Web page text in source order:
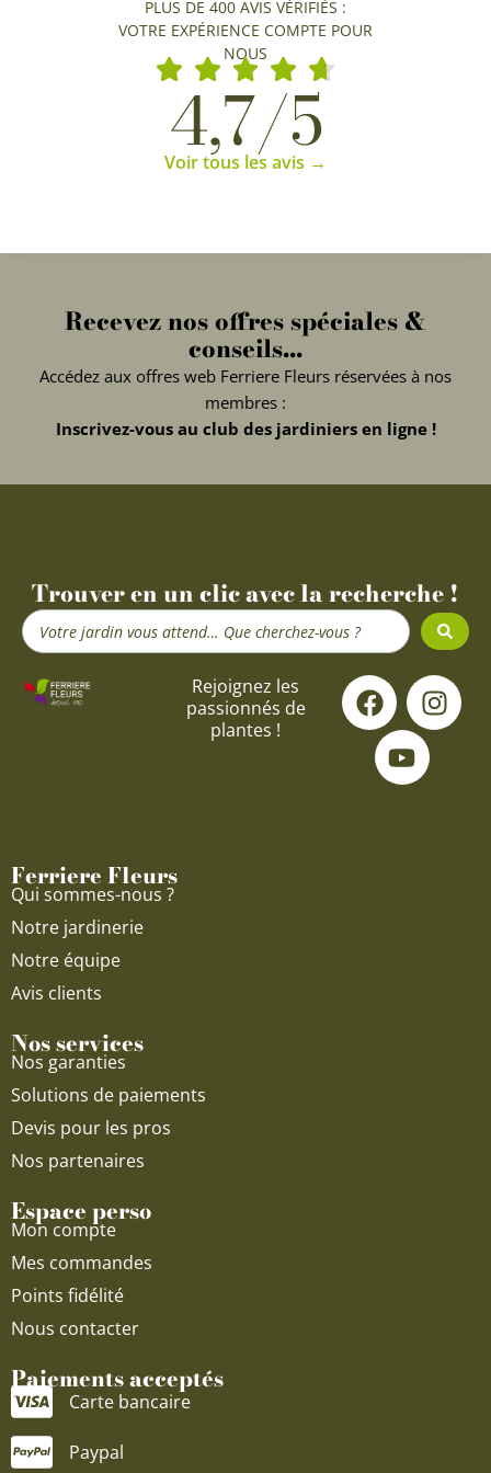
PLUS DE 400 AVIS VÉRIFIÉS :
VOTRE EXPÉRIENCE COMPTE POUR
NOUS
4,7/5
Voir tous les avis →
Recevez nos offres spéciales &
conseils...
Accédez aux offres web Ferriere Fleurs réservées à nos
membres :
Inscrivez-vous au club des jardiniers en ligne !
Trouver en un clic avec la recherche !
Search
...
Rejoignez les
passionnés de
plantes !
F
a
c
e
I
n
s
Y
o
u
t
u
Ferriere Fleurs
Qui sommes-nous ?
Notre jardinerie
Notre équipe
Avis clients
Nos services
Nos garanties
Solutions de paiements
Devis pour les pros
Nos partenaires
Espace perso
Mon compte
Mes commandes
Points fidélité
Nous contacter
Paiements acceptés
Carte bancaire
Paypal